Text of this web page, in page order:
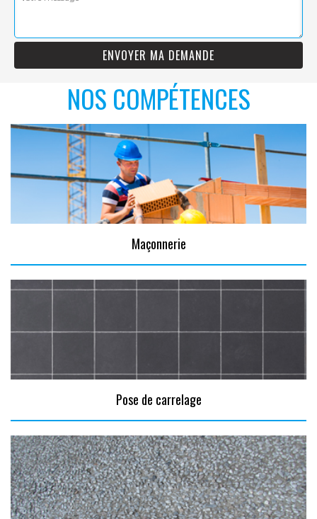
NOS COMPÉTENCES
Maçonnerie
Pose de carrelage